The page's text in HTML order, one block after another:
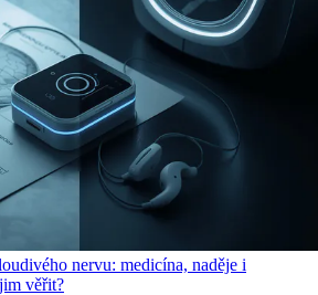
nervu: medicína, naděje i
věřit?